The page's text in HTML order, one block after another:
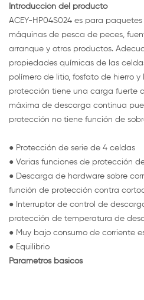
Introducción del producto
ACEY-HP04S024 es para
máquinas de pesca de peces,
arranque y otros productos.
propiedades químicas de las
polímero de litio, fosfato de hierro
protección tiene una carga fuerte
máxima de descarga continua
protección no tiene función de
● Protección de serie de 4 celdas
● Varias funciones de protección
● Descarga de hardware sobre
función de protección contra
● Interruptor de control de
protección de temperatura de
● Muy bajo consumo de corriente
● Equilibrio
Parametros basicos